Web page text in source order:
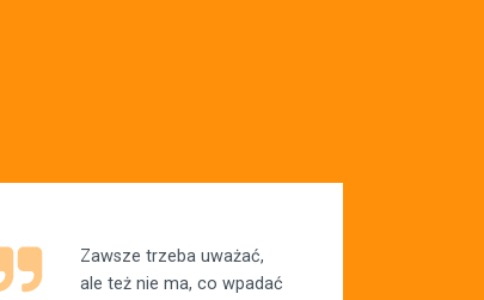
Zawsze trzeba uważać,
ale też nie ma, co wpadać